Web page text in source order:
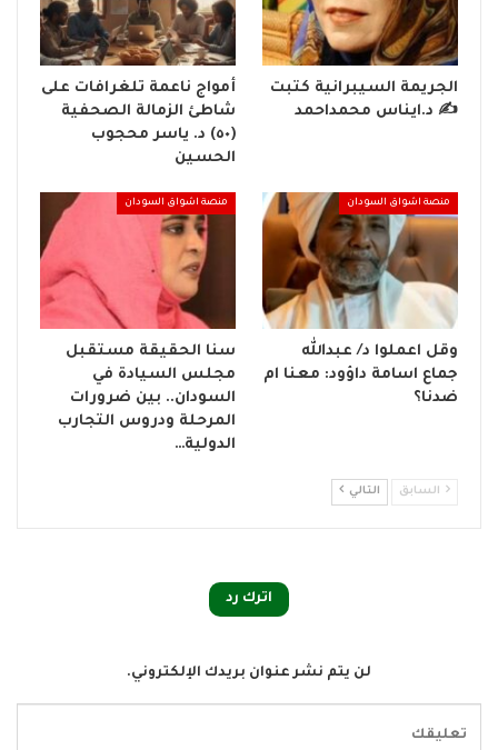
الجريمة السيبرانية كتبت
✍ د.ايناس محمداحمد
أمواج ناعمة تلغرافات على
شاطئ الزمالة الصحفية
(٥٠) د. ياسر محجوب
الحسين
منصة اشواق السودان
وقل اعملوا د/ عبدالله
جماع اسامة داؤود: معنا ام
ضدنا؟
منصة اشواق السودان
سنا الحقيقة مستقبل
مجلس السيادة في
السودان.. بين ضرورات
المرحلة ودروس التجارب
الدولية…
السابق التالي
اترك رد
لن يتم نشر عنوان بريدك الإلكتروني.